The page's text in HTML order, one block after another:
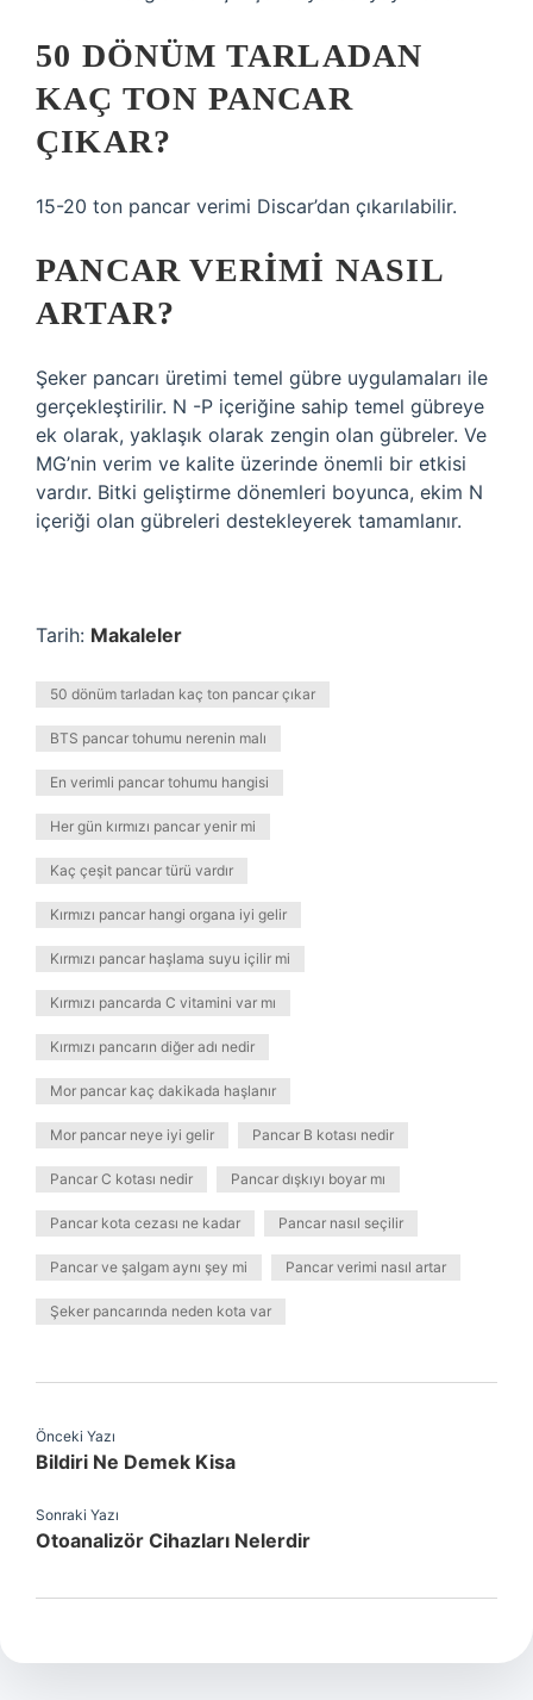
50 DÖNÜM TARLADAN
KAÇ TON PANCAR
ÇIKAR?
15-20 ton pancar verimi Discar’dan çıkarılabilir.
PANCAR VERIMI NASIL
ARTAR?
Şeker pancarı üretimi temel gübre uygulamaları ile
gerçekleştirilir. N -P içeriğine sahip temel gübreye
ek olarak, yaklaşık olarak zengin olan gübreler. Ve
MG’nin verim ve kalite üzerinde önemli bir etkisi
vardır. Bitki geliştirme dönemleri boyunca, ekim N
içeriği olan gübreleri destekleyerek tamamlanır.
Tarih: Makaleler
50 dönüm tarladan kaç ton pancar çıkar
BTS pancar tohumu nerenin malı
En verimli pancar tohumu hangisi
Her gün kırmızı pancar yenir mi
Kaç çeşit pancar türü vardır
Kırmızı pancar hangi organa iyi gelir
Kırmızı pancar haşlama suyu içilir mi
Kırmızı pancarda C vitamini var mı
Kırmızı pancarın diğer adı nedir
Mor pancar kaç dakikada haşlanır
Mor pancar neye iyi gelir Pancar B kotası nedir
Pancar C kotası nedir Pancar dışkıyı boyar mı
Pancar kota cezası ne kadar Pancar nasıl seçilir
Pancar ve şalgam aynı şey mi Pancar verimi nasıl artar
Şeker pancarında neden kota var
Önceki Yazı
Bildiri Ne Demek Kisa
Sonraki Yazı
Otoanalizör Cihazları Nelerdir